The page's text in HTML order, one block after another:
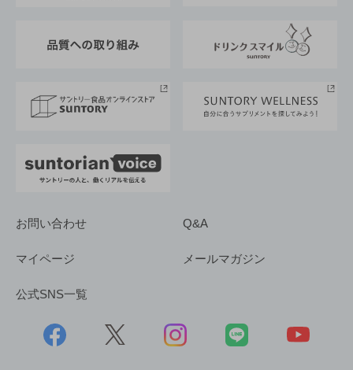
採用情報
お問い合わせ Q&A
マイページ メールマガジン
公式SNS一覧